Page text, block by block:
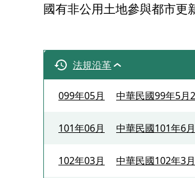
國有非公用土地參與都市更
法規沿革
099年05月 中華民國99年5月
101年06月 中華民國101年6
102年03月 中華民國102年3